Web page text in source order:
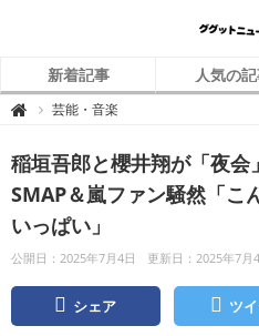
新着記事 人気の
 グ
ニ
ュ
ー
ス
芸能・音楽
稲垣吾郎と櫻井翔が「夜会
SMAP＆嵐ファン騒然「こ
いっぱい」
公開日：2025年7月4日 更新日：2025年7月
シェア ツ